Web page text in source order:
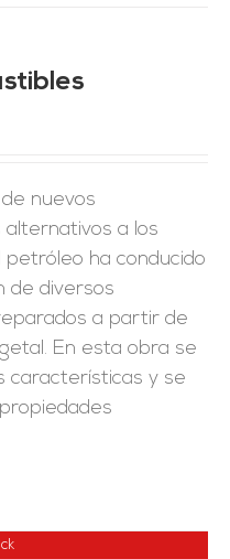
nuevos
a los
ha conducido
de diversos
a partir de
En esta obra se
características y se